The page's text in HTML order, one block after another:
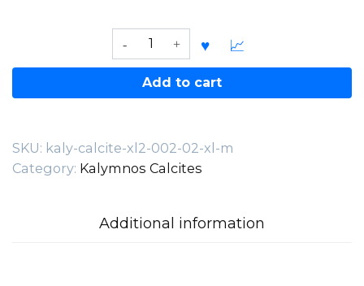
calcite
—
quantity
Add to cart
SKU: kaly-calcite-xl2-002-02-xl-m
Category: Kalymnos Calcites
Additional information